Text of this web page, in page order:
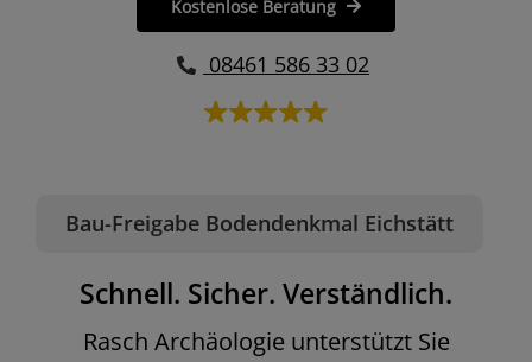
Bau-Freigabe Bodendenkmal Eichstätt
Schnell. Sicher. Verständlich.
Rasch Archäologie unterstützt Sie
Kostenlose Beratung
08461 586 33 02